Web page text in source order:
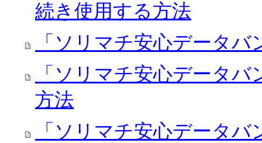
続き使用する方法
「ソリマチ安心データ
「ソリマチ安心データ
方法
「ソリマチ安心データ